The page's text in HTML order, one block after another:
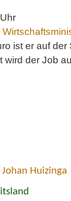
ist er auf
wird der Job
Johan Huizinga